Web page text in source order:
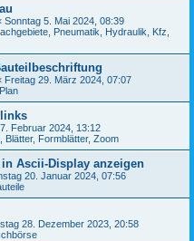
Sonntag 5. Mai 2024, 08:39
Pneumatik, Hydraulik, Kfz,
Freitag 29. März 2024, 07:07
Februar 2024, 13:12
Blätter, Formblätter, Zoom
Ascii-Display anzeigen
20. Januar 2024, 07:56
28. Dezember 2023, 20:58